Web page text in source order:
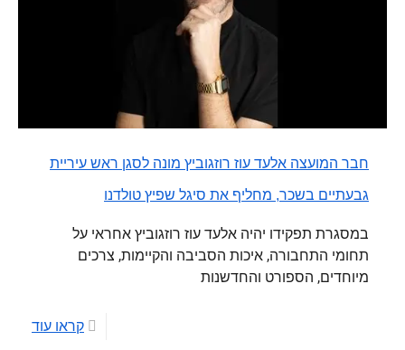
חבר המועצה אלעד עוז רוזגוביץ מונה לסגן ראש עיריית
גבעתיים בשכר, מחליף את סיגל שפיץ טולדנו
במסגרת תפקידו יהיה אלעד עוז רוזגוביץ אחראי על
תחומי התחבורה, איכות הסביבה והקיימות, צרכים
מיוחדים, הספורט והחדשנות
קראו עוד